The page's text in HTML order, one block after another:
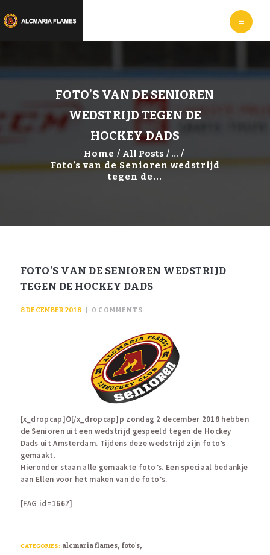
FOTO’S VAN DE SENIOREN
WEDSTRIJD TEGEN DE
HOCKEY DADS
Home All Posts
...
Foto’s van de Senioren wedstrijd
tegen de...
WEBSHOP
INFORMATIE
FOTO’S VAN DE SENIOREN WEDSTRIJD
TEGEN DE HOCKEY DADS
8 DECEMBER 2018 0 COMMENTS
[x_dropcap]O[/x_dropcap]p zondag 2 december 2018 hebben
de Senioren uit een wedstrijd gespeeld tegen de Hockey
Dads uit Amsterdam. Tijdens deze wedstrijd zijn foto’s
gemaakt.
Hieronder staan alle gemaakte foto’s. Een speciaal bedankje
aan Ellen voor het maken van de foto’s.
[FAG id=1667]
CATEGORIES: alcmaria flames, foto's,